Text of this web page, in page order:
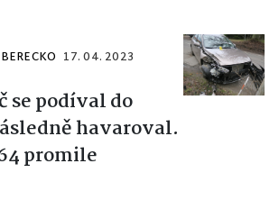
17. 04. 2023
se podíval do
havaroval.
promile